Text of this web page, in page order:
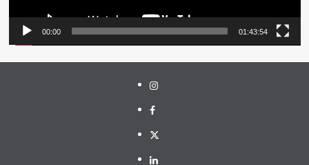
00:00 01:43:54
Instagram
Facebook
Twitter
Linkedin